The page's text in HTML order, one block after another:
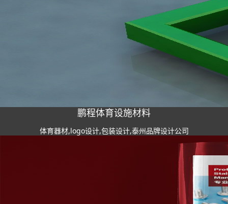
鹏程体育设施材料
体育器材,logo设计,包装设计,泰州品牌设计公司